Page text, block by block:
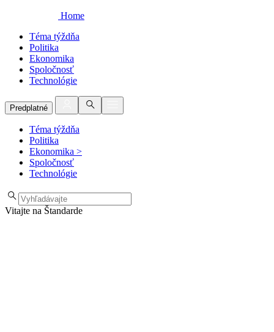
Home
Téma týždňa
Politika
Ekonomika
Spoločnosť
Technológie
Predplatné
Téma týždňa
Politika
Ekonomika >
Spoločnosť
Technológie
Vitajte na Štandarde